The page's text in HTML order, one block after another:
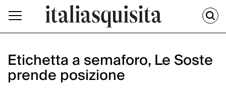
Etichetta a semaforo, Le Soste
prende posizione